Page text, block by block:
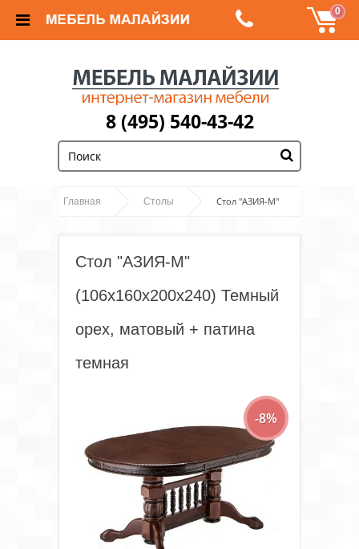
0
8 (495) 540-43-42
Главная Столы Стол "АЗИЯ-М"
темная
Стол "АЗИЯ-М"
(106х160х200х240) Темный
орех, матовый + патина
темная
-8%